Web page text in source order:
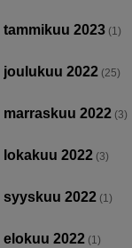
tammikuu 2023 (1)
joulukuu 2022 (25)
marraskuu 2022 (3)
lokakuu 2022 (3)
syyskuu 2022 (1)
elokuu 2022 (1)